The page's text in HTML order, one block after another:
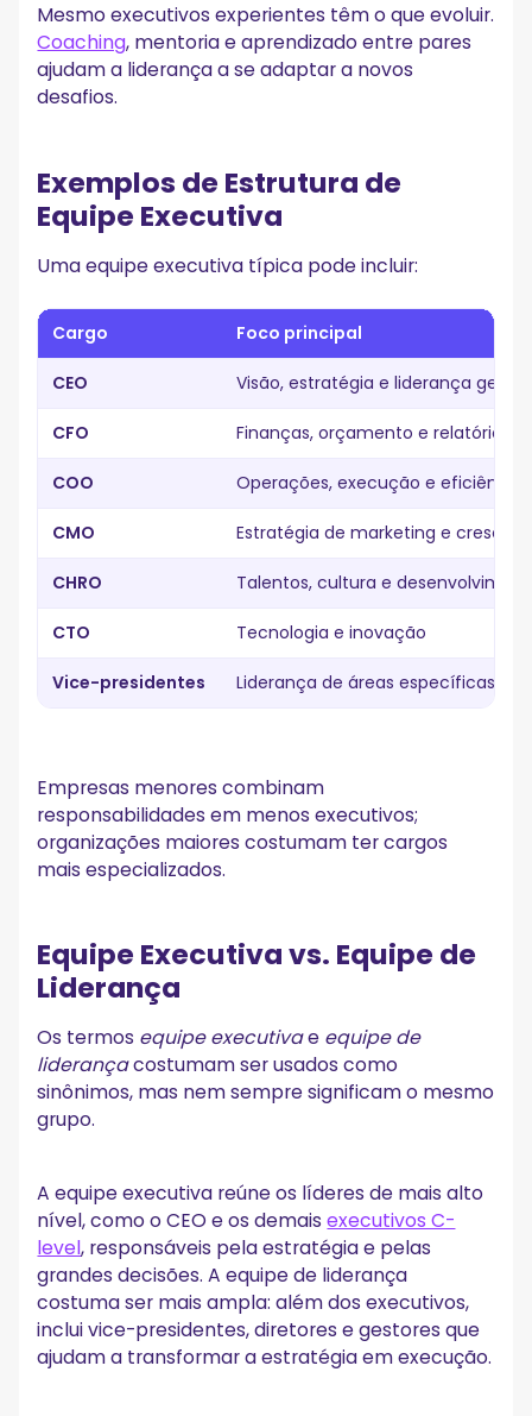
Mesmo executivos experientes têm o que evoluir.
Coaching, mentoria e aprendizado entre pares
ajudam a liderança a se adaptar a novos
desafios.
Exemplos de Estrutura de
Equipe Executiva
Uma equipe executiva típica pode incluir:
Cargo Foco principal
CEO Visão, estratégia e liderança geral
CFO Finanças, orçamento e relatórios
COO Operações, execução e eficiência
CMO Estratégia de marketing e
CHRO Talentos, cultura e
CTO Tecnologia e inovação
Vice-presidentes Liderança de áreas específicas
Empresas menores combinam
responsabilidades em menos executivos;
organizações maiores costumam ter cargos
mais especializados.
Equipe Executiva vs. Equipe de
Liderança
Os termos equipe executivae equipe de
liderançacostumam ser usados como
sinônimos, mas nem sempre significam o mesmo
grupo.
A equipe executiva reúne os líderes de mais alto
nível, como o CEO e os demaisexecutivos C-
level, responsáveis pela estratégia e pelas
grandes decisões. A equipe de liderança
costuma ser mais ampla: além dos executivos,
inclui vice-presidentes, diretores e gestores que
ajudam a transformar a estratégia em execução.